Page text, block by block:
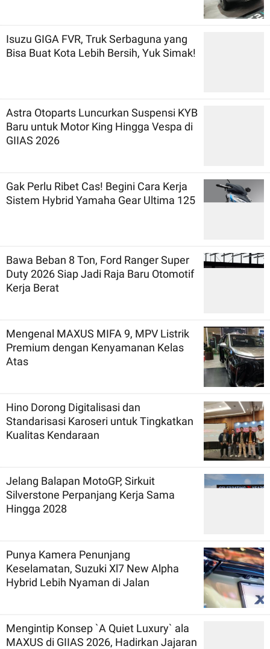
Isuzu GIGA FVR, Truk Serbaguna yang
Bisa Buat Kota Lebih Bersih, Yuk Simak!
Astra Otoparts Luncurkan Suspensi KYB
Baru untuk Motor King Hingga Vespa di
GIIAS 2026
Gak Perlu Ribet Cas! Begini Cara Kerja
Sistem Hybrid Yamaha Gear Ultima 125
Bawa Beban 8 Ton, Ford Ranger Super
Duty 2026 Siap Jadi Raja Baru Otomotif
Kerja Berat
Mengenal MAXUS MIFA 9, MPV Listrik
Premium dengan Kenyamanan Kelas
Atas
Hino Dorong Digitalisasi dan
Standarisasi Karoseri untuk Tingkatkan
Kualitas Kendaraan
Jelang Balapan MotoGP, Sirkuit
Silverstone Perpanjang Kerja Sama
Hingga 2028
Punya Kamera Penunjang
Keselamatan, Suzuki Xl7 New Alpha
Hybrid Lebih Nyaman di Jalan
Mengintip Konsep `A Quiet Luxury` ala
MAXUS di GIIAS 2026, Hadirkan Jajaran